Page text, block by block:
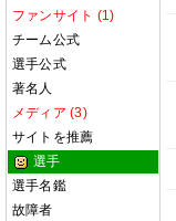
ファンサイト (1)
チーム公式
選手公式
著名人
メディア (3)
サイトを推薦
選手
選手名鑑
故障者